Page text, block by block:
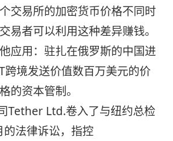
交易所的加密货币价格不同时
易者可以利用这种差异赚钱。
应用：驻扎在俄罗斯的中国进
跨境发送价值数百万美元的价
的资本管制。
Tether Ltd.卷入了与纽约总检
法律诉讼，指控